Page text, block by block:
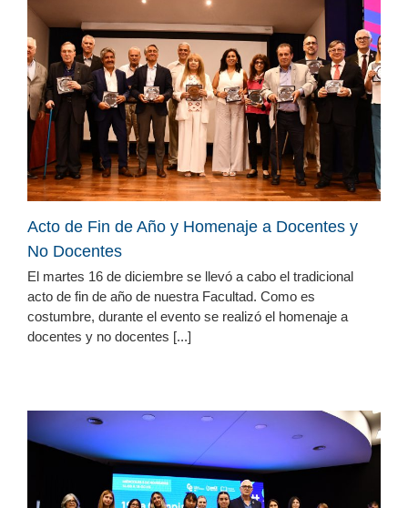
Acto de Fin de Año y Homenaje a Docentes y
No Docentes
El martes 16 de diciembre se llevó a cabo el tradicional
acto de fin de año de nuestra Facultad. Como es
costumbre, durante el evento se realizó el homenaje a
docentes y no docentes [...]